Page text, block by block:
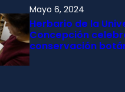
Mayo 6, 2024
Herbario de la
Concepción
conservación